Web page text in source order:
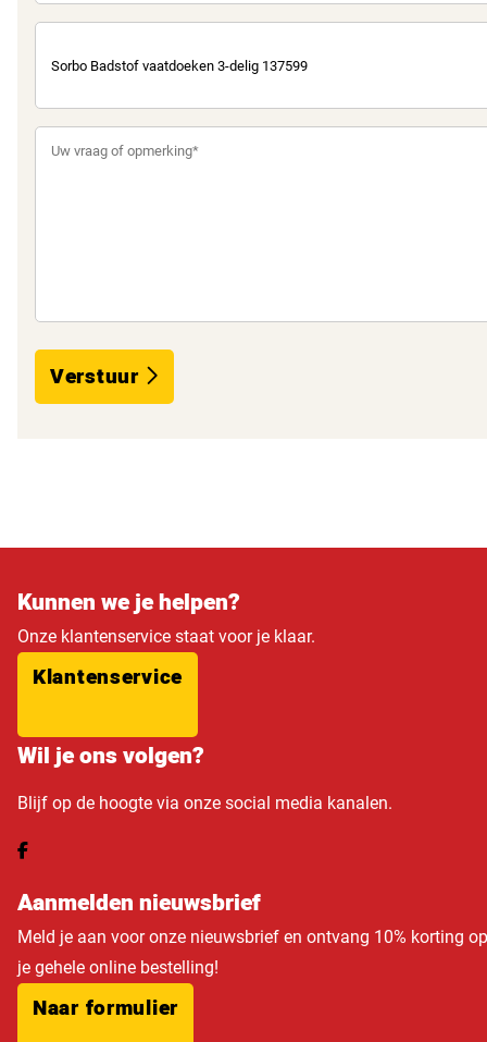
Verstuur
Kunnen we je helpen?
Onze klantenservice staat voor je klaar.
Klantenservice
Wil je ons volgen?
Blijf op de hoogte via onze social media kanalen.
Aanmelden nieuwsbrief
Meld je aan voor onze nieuwsbrief en ontvang 10% korting op
je gehele online bestelling!
Naar formulier